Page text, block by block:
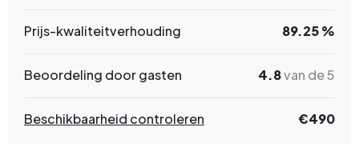
Prijs-kwaliteitverhouding 89.25 %
Beoordeling door gasten 4.8van de 5
Beschikbaarheid controleren €490